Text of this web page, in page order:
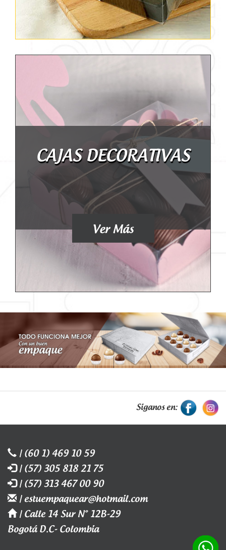
CAJAS DECORATIVAS
Siganos en:
| (60 1) 469 10 59
| (57) 305 818 21 75
| (57) 313 467 00 90
| estuempaquear@hotmail.com
| Calle 14 Sur N° 12B-29
Bogotá D.C- Colombia